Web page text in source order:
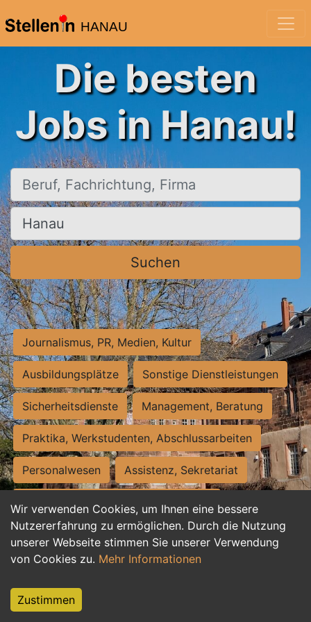
HANAU
Wir verwenden Cookies, um Ihnen eine bessere
Nutzererfahrung zu ermöglichen. Durch die Nutzung
unserer Webseite stimmen Sie unserer Verwendung
von Cookies zu. Mehr Informationen
Zustimmen
Die besten
Jobs in Hanau!
Beruf, Fachrichtung, Firma
Ort, Stadt
Suchen
Journalismus, PR, Medien, Kultur
Ausbildungsplätze Sonstige Dienstleistungen
Sicherheitsdienste Management, Beratung
Praktika, Werkstudenten, Abschlussarbeiten
Personalwesen Assistenz, Sekretariat
Hilfskräfte, Aushilfs- und Nebenjobs
Einkauf, Logistik, Materialwirtschaft
Weiterbildung, Studium, duale Ausbildung
Tourismus